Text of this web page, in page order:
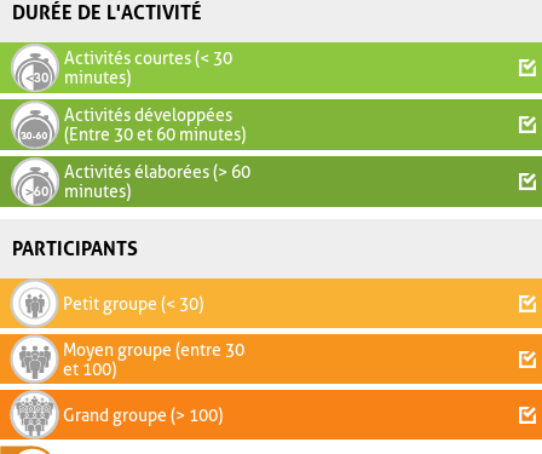
DURÉE DE L'ACTIVITÉ
Activités courtes (< 30
minutes)
Activités développées
(Entre 30 et 60 minutes)
Activités élaborées (> 60
minutes)
PARTICIPANTS
Petit groupe (< 30)
Moyen groupe (entre 30
et 100)
Grand groupe (> 100)